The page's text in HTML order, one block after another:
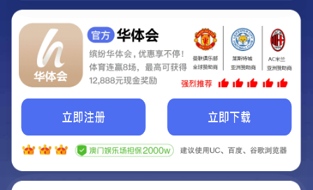
Hey Guys!
我们即将上线啦...
我们的网站正在建设.
它将是非常棒的网站.